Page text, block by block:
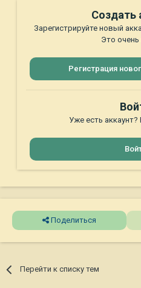
Создать
Зарегистрируйте новый
Это
Регистрация
Уже есть аккаунт?
Поделиться
Перейти к списку тем